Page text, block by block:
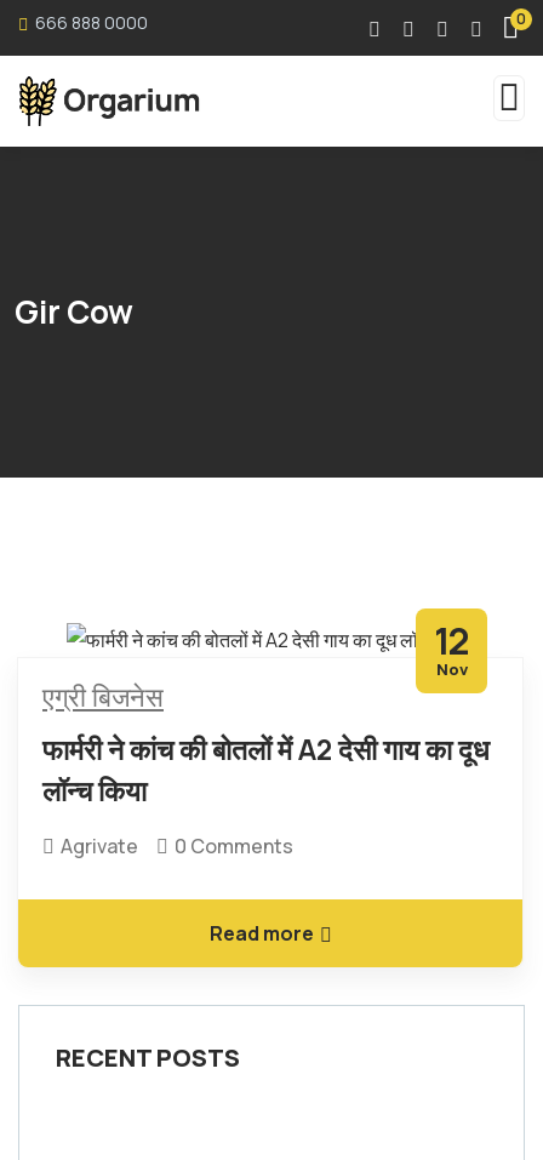
666 888 0000 0
Gir Cow
12
Nov
एग्री बिजनेस
फार्मरी ने कांच की बोतलों में A2 देसी गाय का दूध
लॉन्च किया
Agrivate 0 Comments
Read more
RECENT POSTS